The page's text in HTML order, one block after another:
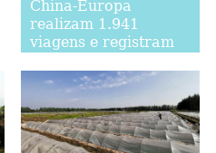
China-Europa
realizam 1.941
viagens e registram
primeiro trimestre